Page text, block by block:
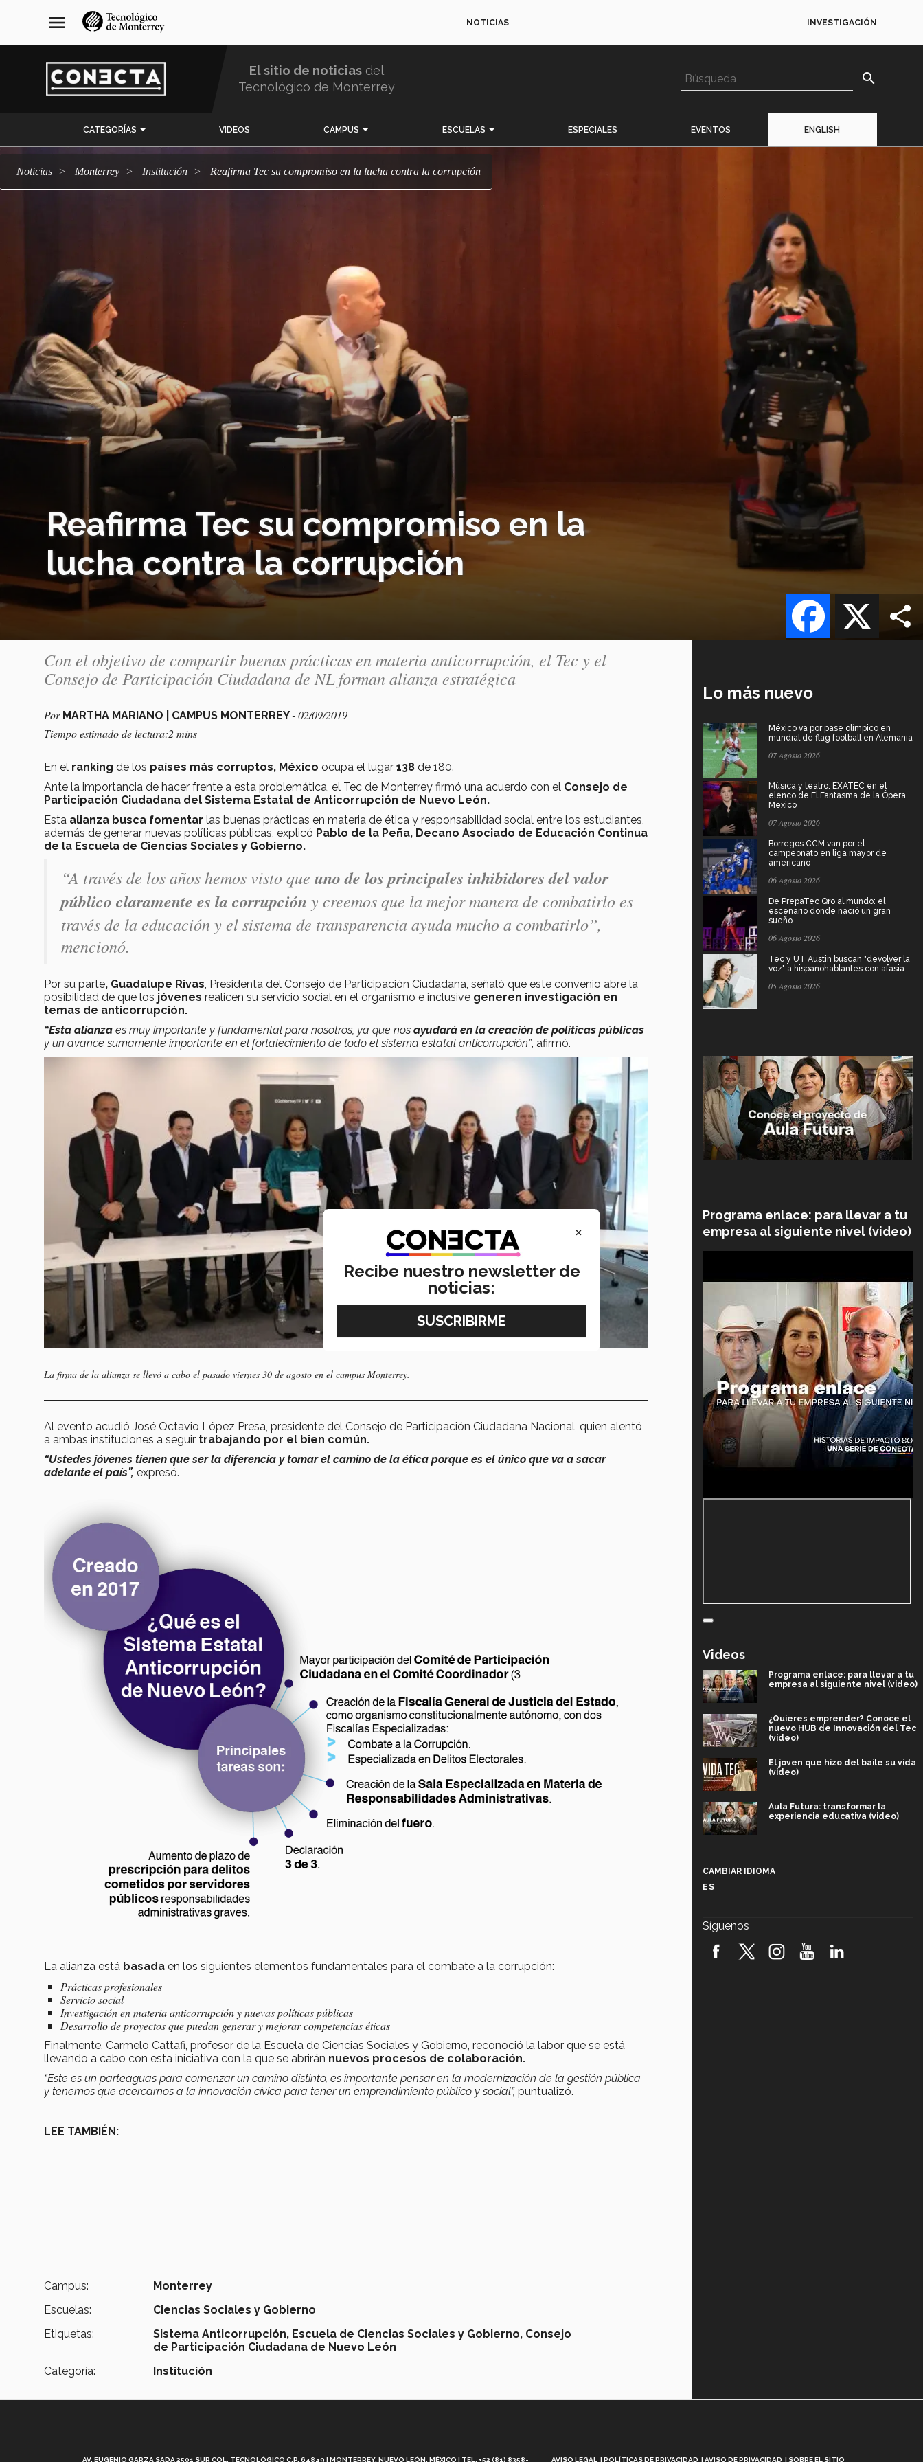
navegación
principal
menu NOTICIAS INVESTIGACIÓN
El sitio de noticias del
Tecnológico de Monterrey
search
CATEGORÍAS VIDEOS CAMPUS ESCUELAS ESPECIALES EVENTOS ENGLISH
Noticias Monterrey Institución Reafirma Tec su compromiso en la lucha contra la corrupción
Reafirma Tec su compromiso en la
lucha contra la corrupción
X
Facebook
Con el objetivo de compartir buenas prácticas en materia anticorrupción, el Tec y el
Consejo de Participación Ciudadana de NL forman alianza estratégica
Por MARTHA MARIANO | CAMPUS MONTERREY- 02/09/2019
Tiempo estimado de lectura:2 mins
En el ranking de los países más corruptos, México ocupa el lugar 138 de 180.
Ante la importancia de hacer frente a esta problemática, el Tec de Monterrey firmó una acuerdo con el Consejo de
Participación Ciudadana del Sistema Estatal de Anticorrupción de Nuevo León.
Esta alianza busca fomentar las buenas prácticas en materia de ética y responsabilidad social entre los estudiantes,
además de generar nuevas políticas públicas, explicó Pablo de la Peña, Decano Asociado de Educación Continua
de la Escuela de Ciencias Sociales y Gobierno.
“A través de los años hemos visto que uno de los principales inhibidores del valor
público claramente es la corrupción y creemos que la mejor manera de combatirlo es
través de la educación y el sistema de transparencia ayuda mucho a combatirlo”,
mencionó.
Por su parte, Guadalupe Rivas , Presidenta del Consejo de Participación Ciudadana, señaló que este convenio abre la
posibilidad de que los jóvenes realicen su servicio social en el organismo e inclusive generen investigación en
temas de anticorrupción.
“Esta alianza es muy importante y fundamental para nosotros, ya que nos ayudará en la creación de políticas públicas
y un avance sumamente importante en el fortalecimiento de todo el sistema estatal anticorrupción”, afirmó.
La firma de la alianza se llevó a cabo el pasado viernes 30 de agosto en el campus Monterrey.
Al evento acudió José Octavio López Presa, presidente del Consejo de Participación Ciudadana Nacional, quien alentó
a ambas instituciones a seguir trabajando por el bien común.
“Ustedes jóvenes tienen que ser la diferencia y tomar el camino de la ética porque es el único que va a sacar
adelante el país”, expresó.
La alianza está basada en los siguientes elementos fundamentales para el combate a la corrupción:
Prácticas profesionales
Servicio social
Investigación en materia anticorrupción y nuevas políticas públicas
Desarrollo de proyectos que puedan generar y mejorar competencias éticas
Finalmente, Carmelo Cattafi, profesor de la Escuela de Ciencias Sociales y Gobierno, reconoció la labor que se está
llevando a cabo con esta iniciativa con la que se abrirán nuevos procesos de colaboración.
“Este es un parteaguas para comenzar un camino distinto, es importante pensar en la modernización de la gestión pública
y tenemos que acercarnos a la innovación cívica para tener un emprendimiento público y social”, puntualizó.
LEE TAMBIÉN:
Campus:
Monterrey
Escuelas:
Ciencias Sociales y Gobierno
Etiquetas:
Sistema Anticorrupción, Escuela de Ciencias Sociales y Gobierno, Consejo
de Participación Ciudadana de Nuevo León
Categoría:
Institución
Lo más nuevo
México va por pase olímpico en
mundial de flag football en Alemania
07 Agosto 2026
Música y teatro: EXATEC en el
elenco de El Fantasma de la Ópera
Mexico
07 Agosto 2026
Borregos CCM van por el
campeonato en liga mayor de
americano
06 Agosto 2026
De PrepaTec Qro al mundo: el
escenario donde nació un gran
sueño
06 Agosto 2026
Tec y UT Austin buscan "devolver la
voz" a hispanohablantes con afasia
05 Agosto 2026
Programa enlace: para llevar a tu
empresa al siguiente nivel (video)
Videos
Programa enlace: para llevar a tu
empresa al siguiente nivel (video)
¿Quieres emprender? Conoce el
nuevo HUB de Innovación del Tec
(video)
El joven que hizo del baile su vida
(video)
Aula Futura: transformar la
experiencia educativa (video)
robótica FIRST 2026! (video)
CAMBIAR IDIOMA
ES
Síguenos
AV. EUGENIO GARZA SADA 2501 SUR COL. TECNOLÓGICO C.P. 64849 | MONTERREY, NUEVO LEÓN, MÉXICO | TEL. +52 (81) 8358- AVISO LEGAL POLÍTICAS DE PRIVACIDAD AVISO DE PRIVACIDAD SOBRE EL SITIO
×
Recibe nuestro newsletter de
noticias: